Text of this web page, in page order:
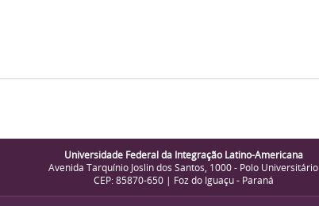
Universidade Federal da Integração Latino-Americana
Avenida Tarquínio Joslin dos Santos, 1000 - Polo Universitário
CEP: 85870-650 | Foz do Iguaçu - Paraná